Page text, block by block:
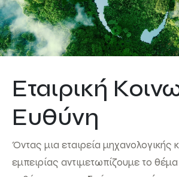
Εταιρική
Ευθύνη
Όντας μια εταιρεία μηχανολογικής
εμπειρίας αντιμετωπίζουμε το θέμα